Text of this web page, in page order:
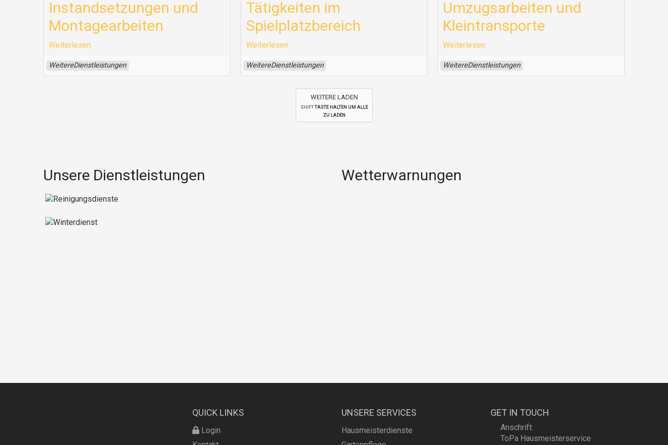
Instandsetzungen und
Montagearbeiten
Weiterlesen
WeitereDienstleistungen
Tätigkeiten im
Spielplatzbereich
Weiterlesen
WeitereDienstleistungen
Umzugsarbeiten und
Kleintransporte
Weiterlesen
WeitereDienstleistungen
WEITERE LADEN
SHIFTTASTE HALTEN UM ALLE
ZU LADEN
Unsere Dienstleistungen Wetterwarnungen
QUICK LINKS
Login
UNSERE SERVICES
Hausmeisterdienste
GET IN TOUCH
Anschrift:
ToPa Hausmeisterservice